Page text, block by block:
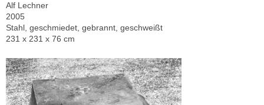
Alf Lechner
2005
Stahl, geschmiedet, gebrannt, geschweißt
231 x 231 x 76 cm